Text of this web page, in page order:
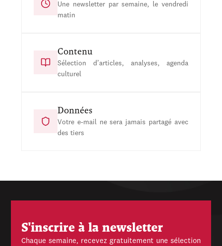
Une newsletter par semaine, le vendredi
matin
Contenu
Sélection d’articles, analyses, agenda
culturel
Données
Votre e-mail ne sera jamais partagé avec
des tiers
S'inscrire à la newsletter
Chaque semaine, recevez gratuitement une sélection